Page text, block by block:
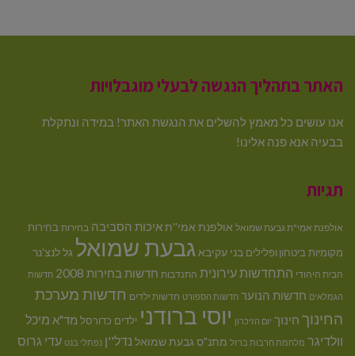
האתר בתהליך הנגשה לבעלי מוגבלויות
אנו עושים כל מאמץ להשלים את הנגשת האתר! במידה ונתקלת
בבעיה אנא פנה אלינו!
תגיות
אולפנת אמי"ת גבעת שמואל אולפנת אמי''תאיכות הסביבה בחירות בחירות
מקומיות ביטחון ופלילים בני עקיבא גבעת שמואל גל לנצ'נר
הבית היהודי התחדשות עירונית התנדבות חדשות בחירות 2008 חדשות
הגמלאים חדשות הנוער חדשות הספורט חדשות ילדים חדשות מערכת
החינוך חינוך יום הזיכרון יוסי ברודני ילדים כדורסל מד"א מיכל
וולדיגר מלחמת חרבות ברזל מתנ"ס גבעת שמואל נדל''ן נפתלי בנט עדי גרוס